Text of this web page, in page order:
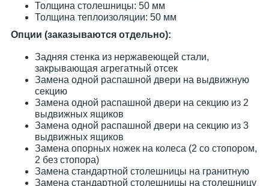
Толщина столешницы: 50 мм
Толщина теплоизоляции: 50 мм
Опции (заказываются отдельно):
Задняя стенка из нержавеющей стали,
закрывающая агрегатный отсек
Замена одной распашной двери на выдвижную
секцию
Замена одной распашной двери на секцию из 2
выдвижных ящиков
Замена одной распашной двери на секцию из 3
выдвижных ящиков
Замена опорных ножек на колеса (2 со стопором,
2 без стопора)
Замена стандартной столешницы на гранитную
Замена стандартной столешницы на столешницу